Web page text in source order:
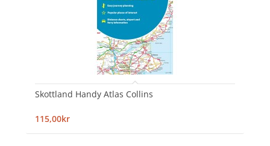
Skottland Handy Atlas Collins
115,00kr